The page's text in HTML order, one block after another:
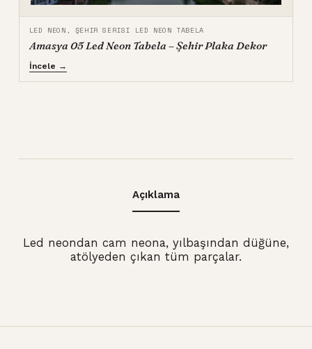
LED NEON , ŞEHIR SERISI LED NEON TABELA
Amasya 05 Led Neon Tabela – Şehir Plaka Dekor
İncele →
Açıklama
Led neondan cam neona, yılbaşından düğüne,
atölyeden çıkan tüm parçalar.